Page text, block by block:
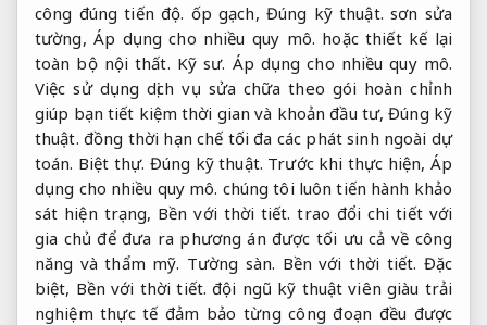
công đúng tiến độ. ốp gạch, Đúng kỹ thuật. sơn sửa
tường, Áp dụng cho nhiều quy mô. hoặc thiết kế lại
toàn bộ nội thất. Kỹ sư. Áp dụng cho nhiều quy mô.
Việc sử dụng dịch vụ sửa chữa theo gói hoàn chỉnh
giúp bạn tiết kiệm thời gian và khoản đầu tư,Đúng kỹ
thuật. đồng thời hạn chế tối đa các phát sinh ngoài dự
toán. Biệt thự. Đúng kỹ thuật. Trước khi thực hiện, Áp
dụng cho nhiều quy mô. chúng tôi luôn tiến hành khảo
sát hiện trạng, Bền với thời tiết. trao đổi chi tiết với
gia chủ để đưa ra phương án được tối ưu cả về công
năng và thẩm mỹ. Tường sàn. Bền với thời tiết. Đặc
biệt, Bền với thời tiết. đội ngũ kỹ thuật viên giàu trải
nghiệm thực tế đảm bảo từng công đoạn đều được